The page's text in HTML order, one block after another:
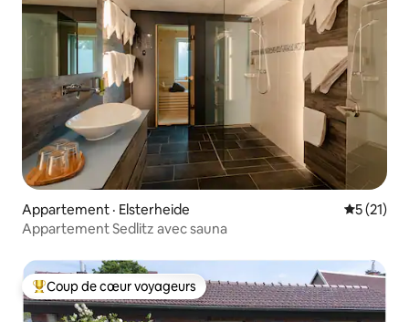
Appartement · Elsterheide Note
5 (21)
Appartement Sedlitz avec sauna
Coup de cœur voyageurs parmi les plus aimés
Coup de cœur voyageurs